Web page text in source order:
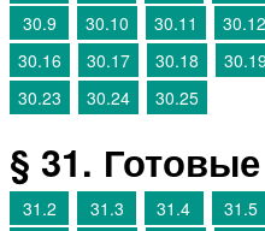
30.9
30.10 30.11 30.12
30.16
30.17 30.18 30.19
30.23
30.24 30.25
§ 31.
31.2
31.3 31.4 31.5